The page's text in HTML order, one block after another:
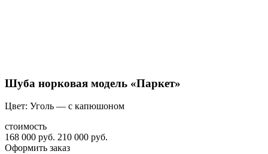
Шуба норковая модель «Паркет»
Цвет: Уголь — с капюшоном
стоимость
168 000 руб. 210 000 руб.
Оформить заказ